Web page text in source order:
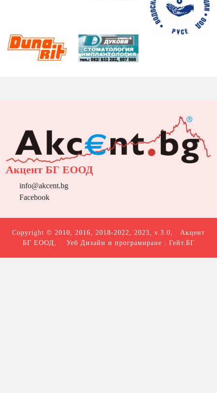
Акцент БГ ЕООД
info@akcent.bg
Facebook
Copyright © 2010, 2016, 2018-2022, 2023, v.3.0, Акцент
БГ ЕООД , Уеб Дизайн и програмиране : Гейт.БГ